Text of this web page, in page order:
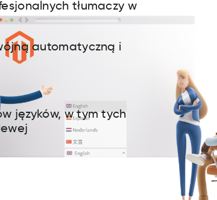
tłumaczy w
automatyczną i
języków, w tym tych